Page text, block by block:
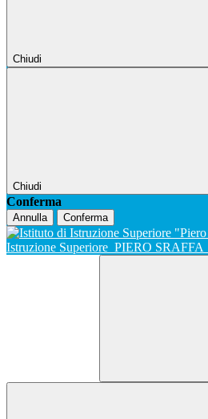
Chiudi
Chiudi
Conferma
Annulla Conferma
Istruzione Superiore PIERO SRAFFA